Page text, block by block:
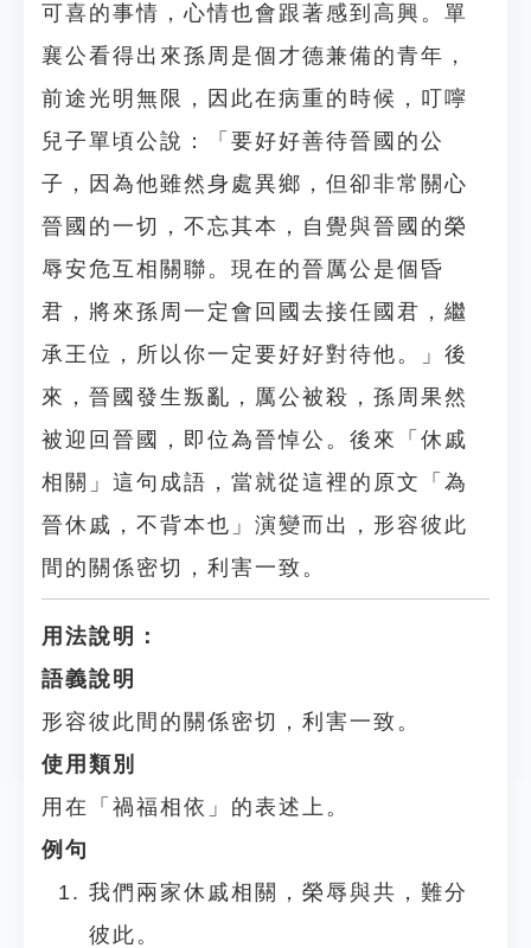
可喜的事情，心情也會跟著感到高興。單
襄公看得出來孫周是個才德兼備的青年，
前途光明無限，因此在病重的時候，叮嚀
兒子單頃公說：「要好好善待晉國的公
子，因為他雖然身處異鄉，但卻非常關心
晉國的一切，不忘其本，自覺與晉國的榮
辱安危互相關聯。現在的晉厲公是個昏
君，將來孫周一定會回國去接任國君，繼
承王位，所以你一定要好好對待他。」後
來，晉國發生叛亂，厲公被殺，孫周果然
被迎回晉國，即位為晉悼公。後來「休戚
相關」這句成語，當就從這裡的原文「為
晉休戚，不背本也」演變而出，形容彼此
間的關係密切，利害一致。
用法說明：
語義說明
形容彼此間的關係密切，利害一致。
使用類別
用在「禍福相依」的表述上。
例句
我們兩家休戚相關，榮辱與共，難分
彼此。